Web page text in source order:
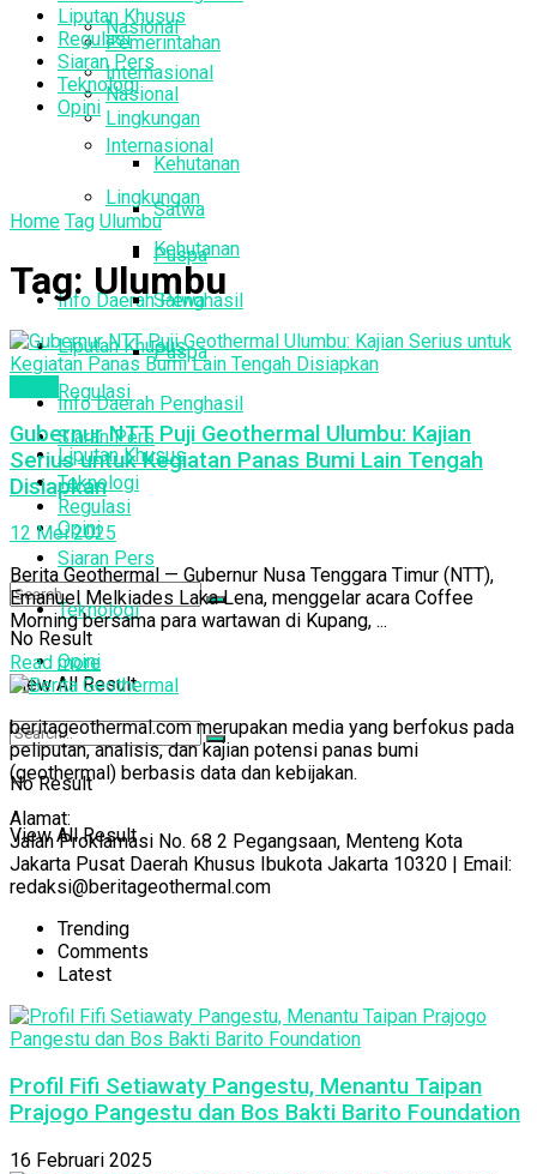
Nasional
Internasional
Lingkungan
Kehutanan
Satwa
Puspa
Info Daerah Penghasil
Liputan Khusus
Regulasi
Siaran Pers
Teknologi
Opini
No Result
View All Result
Pemerintahan
Nasional
Internasional
Lingkungan
Kehutanan
Satwa
Puspa
Info Daerah Penghasil
Liputan Khusus
Regulasi
Siaran Pers
Teknologi
Opini
No Result
View All Result
Liputan Khusus
Regulasi
Siaran Pers
Teknologi
Opini
Home Tag Ulumbu
Tag: Ulumbu
Gubernur NTT Puji Geothermal Ulumbu: Kajian
Serius untuk Kegiatan Panas Bumi Lain Tengah
Disiapkan
12 Mei 2025
Berita Geothermal — Gubernur Nusa Tenggara Timur (NTT),
Emanuel Melkiades Laka Lena, menggelar acara Coffee
Morning bersama para wartawan di Kupang, ...
Read more
beritageothermal.com merupakan media yang berfokus pada
peliputan, analisis, dan kajian potensi panas bumi
(geothermal) berbasis data dan kebijakan.
Alamat:
Jalan Proklamasi No. 68 2 Pegangsaan, Menteng Kota
Jakarta Pusat Daerah Khusus Ibukota Jakarta 10320 | Email:
redaksi@beritageothermal.com
Trending
Comments
Latest
Profil Fifi Setiawaty Pangestu, Menantu Taipan
Prajogo Pangestu dan Bos Bakti Barito Foundation
16 Februari 2025